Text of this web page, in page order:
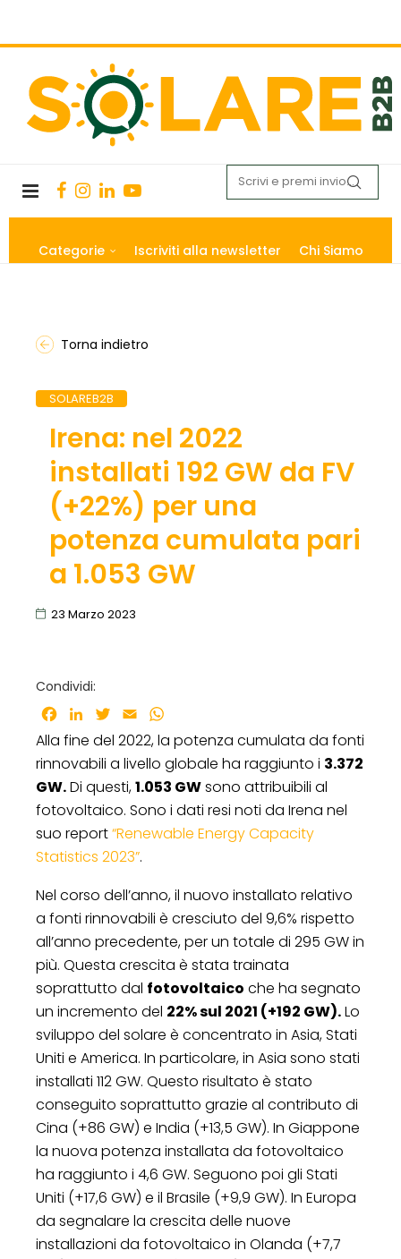
Categorie Iscriviti alla newsletter Chi Siamo
Torna indietro
SOLAREB2B
Irena: nel 2022
installati 192 GW da FV
(+22%) per una
potenza cumulata pari
a 1.053 GW
23 Marzo 2023
Condividi:
Facebook
LinkedInTwitter
Email
Alla fine del 2022, la potenza cumulata da fonti
rinnovabili a livello globale ha raggiunto i 3.372
GW.Di questi,1.053 GWsono attribuibili al
fotovoltaico. Sono i dati resi noti da Irena nel
suo report“Renewable Energy Capacity
Statistics 2023”.
Nel corso dell’anno, il nuovo installato relativo
a fonti rinnovabili è cresciuto del 9,6% rispetto
all’anno precedente, per un totale di 295 GW in
più. Questa crescita è stata trainata
soprattutto dal fotovoltaico che ha segnato
un incremento del 22% sul 2021 (+192 GW).Lo
sviluppo del solare è concentrato in Asia, Stati
Uniti e America. In particolare, in Asia sono stati
installati 112 GW. Questo risultato è stato
conseguito soprattutto grazie al contributo di
Cina (+86 GW) e India (+13,5 GW). In Giappone
la nuova potenza installata da fotovoltaico
ha raggiunto i 4,6 GW. Seguono poi gli Stati
Uniti (+17,6 GW) e il Brasile (+9,9 GW). In Europa
da segnalare la crescita delle nuove
installazioni da fotovoltaico in Olanda (+7,7